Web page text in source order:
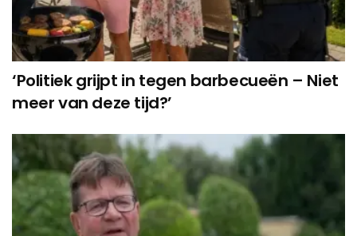
‘Politiek grijpt in tegen barbecueën – Niet
meer van deze tijd?’